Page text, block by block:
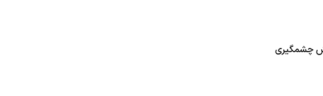
چشمگیری